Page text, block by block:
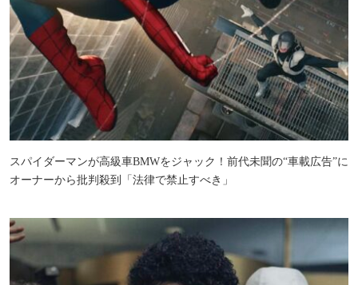
スパイダーマンが高級車BMWをジャック！前代未聞の“車載広告”に
オーナーから批判殺到「法律で禁止すべき」